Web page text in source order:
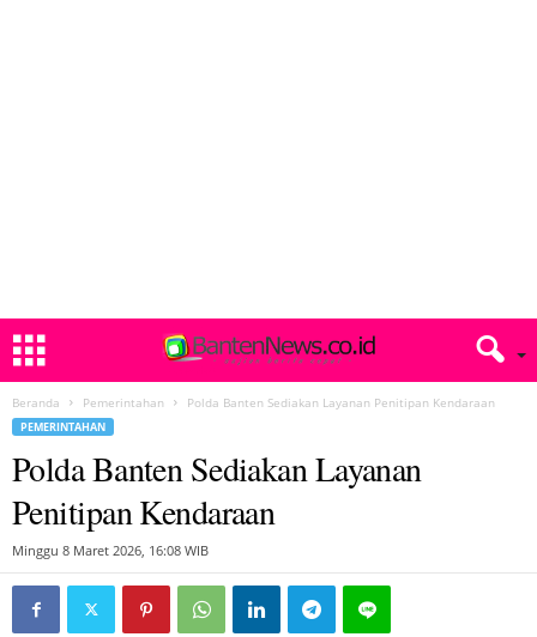
Beranda Pemerintahan Polda Banten Sediakan Layanan Penitipan Kendaraan
PEMERINTAHAN
Polda Banten Sediakan Layanan
Penitipan Kendaraan
Minggu 8 Maret 2026, 16:08 WIB